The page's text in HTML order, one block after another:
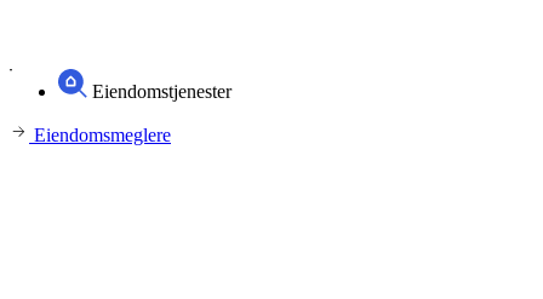
Eiendomstjenester
Eiendomsmeglere